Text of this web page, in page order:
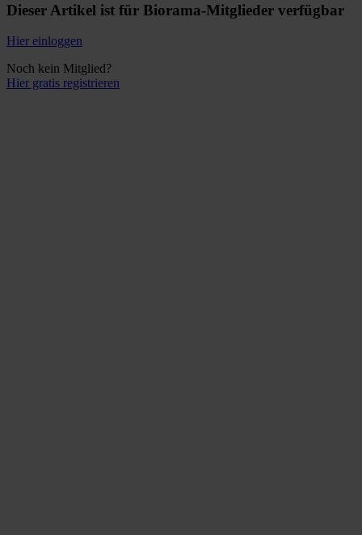
Dieser Artikel ist für Biorama-Mitglieder verfügbar
Hier einloggen
Noch kein Mitglied?
Hier gratis registrieren